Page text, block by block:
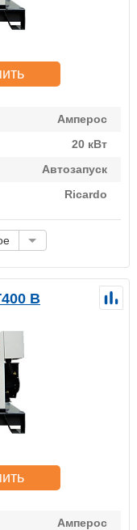
Амперос
20 кВт
Автозапуск
Ricardo
B
Амперос